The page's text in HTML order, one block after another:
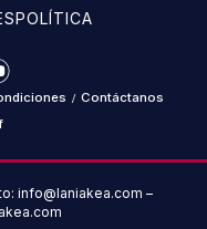
POLÍTICA
/ Contáctanos
info@laniakea.com –